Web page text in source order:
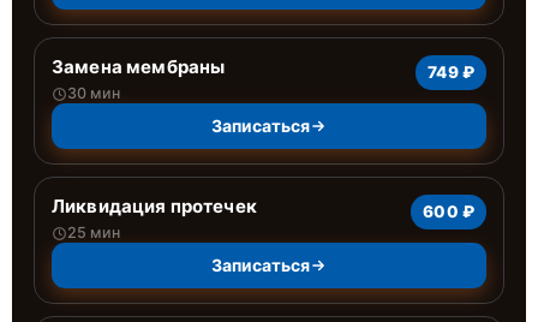
Замена мембраны
30 мин
749 ₽
Записаться
Ликвидация протечек
25 мин
600 ₽
Записаться